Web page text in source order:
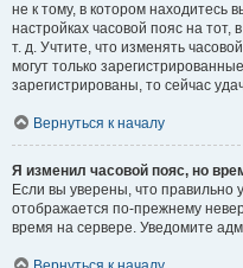
не к тому, в котором находитесь
настройках часовой пояс на тот,
т. д. Учтите, что изменять
могут только
зарегистрированы, то сейчас
Вернуться к началу
Я изменил часовой пояс, но
Если вы уверены, что правильно
отображается по-прежнему
время на сервере. Уведомите